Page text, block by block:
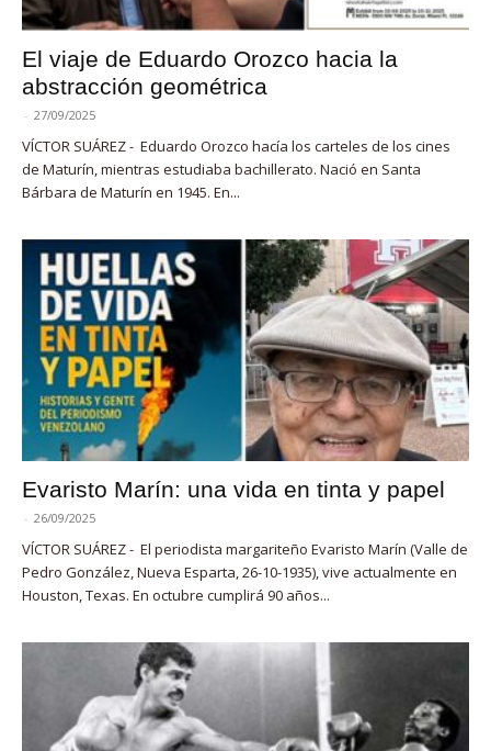
El viaje de Eduardo Orozco hacia la
abstracción geométrica
- 27/09/2025
VÍCTOR SUÁREZ - Eduardo Orozco hacía los carteles de los cines
de Maturín, mientras estudiaba bachillerato. Nació en Santa
Bárbara de Maturín en 1945. En...
Evaristo Marín: una vida en tinta y papel
- 26/09/2025
VÍCTOR SUÁREZ - El periodista margariteño Evaristo Marín (Valle de
Pedro González, Nueva Esparta, 26-10-1935), vive actualmente en
Houston, Texas. En octubre cumplirá 90 años...